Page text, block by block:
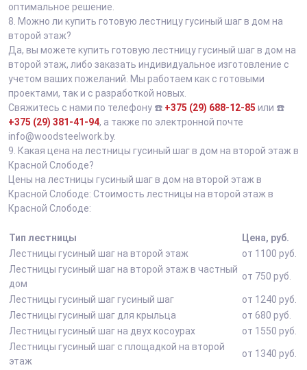
оптимальное решение.
8. Можно ли купить готовую лестницу гусиный шаг в дом на
второй этаж?
Да, вы можете купить готовую лестницу гусиный шаг в дом на
второй этаж, либо заказать индивидуальное изготовление с
учетом ваших пожеланий. Мы работаем как с готовыми
проектами, так и с разработкой новых.
Свяжитесь с нами по телефону ☎️ +375 (29) 688-12-85 или ☎️
+375 (29) 381-41-94, а также по электронной почте
info@woodsteelwork.by.
9. Какая цена на лестницы гусиный шаг в дом на второй этаж в
Красной Слободе?
Цены на лестницы гусиный шаг в дом на второй этаж в
Красной Слободе: Стоимость лестницы на второй этаж в
Красной Слободе:
Тип лестницы
Цена, руб.
Лестницы гусиный шаг на второй этаж
от 1100 руб.
Лестницы гусиный шаг на второй этаж в частный
дом
от 750 руб.
Лестницы гусиный шаг гусиный шаг
от 1240 руб.
Лестницы гусиный шаг для крыльца
от 680 руб.
Лестницы гусиный шаг на двух косоурах
от 1550 руб.
Лестницы гусиный шаг с площадкой на второй
этаж
от 1340 руб.